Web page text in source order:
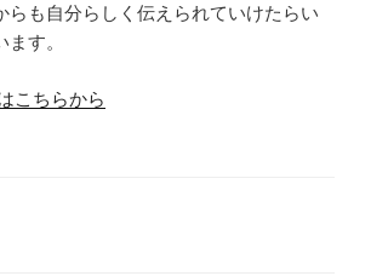
らも自分らしく伝えられていけたらい
す。
こちらから